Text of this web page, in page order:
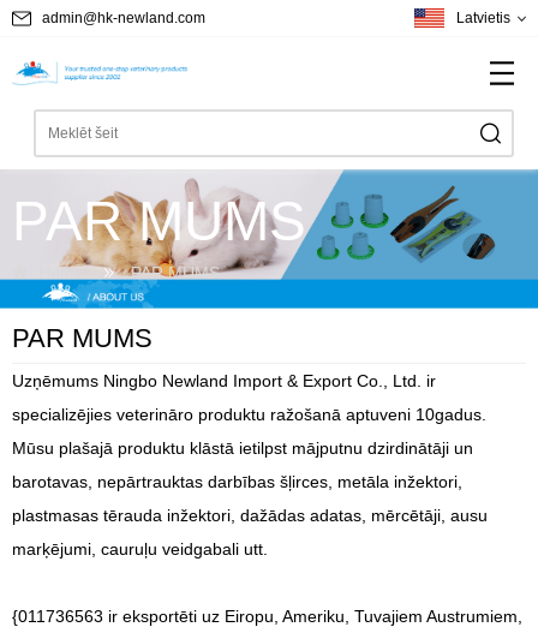
admin@hk-newland.com Latvietis
PAR MUMS
Home PAR MUMS
PAR MUMS
Uzņēmums Ningbo Newland Import & Export Co., Ltd. ir
specializējies veterināro produktu ražošanā aptuveni 10gadus.
Mūsu plašajā produktu klāstā ietilpst mājputnu dzirdinātāji un
barotavas, nepārtrauktas darbības šļirces, metāla inžektori,
plastmasas tērauda inžektori, dažādas adatas, mērcētāji, ausu
marķējumi, cauruļu veidgabali utt.
{011736563 ir eksportēti uz Eiropu, Ameriku, Tuvajiem Austrumiem,